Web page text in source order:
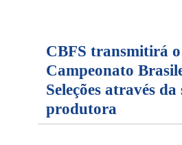
CBFS transmitirá o
Campeonato
Seleções através
produtora